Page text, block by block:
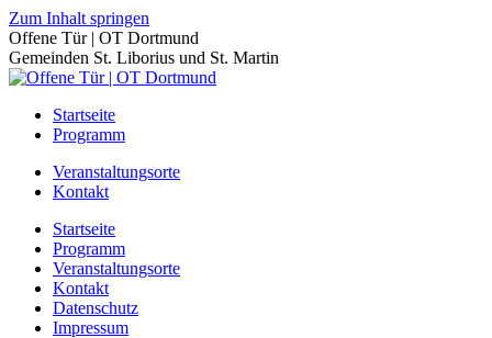
Zum Inhalt springen
Offene Tür | OT Dortmund
Gemeinden St. Liborius und St. Martin
Startseite
Programm
Veranstaltungsorte
Kontakt
Startseite
Programm
Veranstaltungsorte
Kontakt
Datenschutz
Impressum